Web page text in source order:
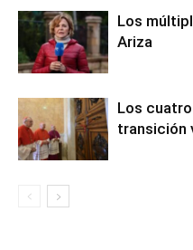
Los
Ariza
Los
transición